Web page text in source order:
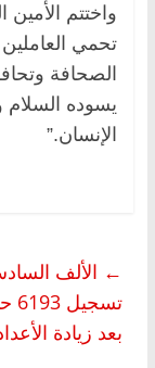
واختتم
تحمي
الصحافة
يسوده السلام
الإنسان.”
← الألف
بعد زيادة